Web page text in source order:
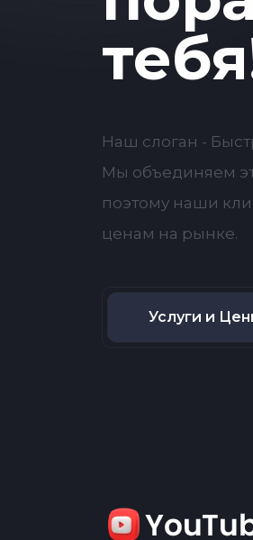
Наш слоган -
Мы объединяем
поэтому наши
ценам на рынке.
Услуги и